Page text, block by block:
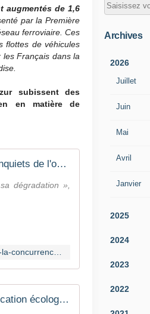
augmentés de 1,6
par la Première
ferroviaire. Ces
flottes de véhicules
Français dans la
subissent des
en matière de
Des usagers inquiets de l'ouverture à la concurrence
dégradation »,
Planification écologique : ce qu'il faut retenir | gouvernement.fr
Archives
2026
Juillet
Juin
Mai
Avril
Janvier
2025
2024
2023
2022